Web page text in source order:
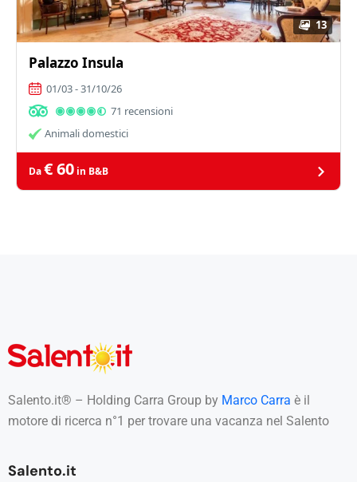
13
Palazzo Insula
01/03 - 31/10/26
71 recensioni
Animali domestici
Da€ 60 in B&B
Salento.it® – Holding Carra Group by Marco Carra è il
motore di ricerca n°1 per trovare una vacanza nel Salento
Salento.it